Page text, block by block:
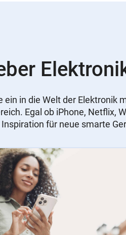
ein in die Welt der Elektronik
Egal ob iPhone, Netflix,
für neue smarte